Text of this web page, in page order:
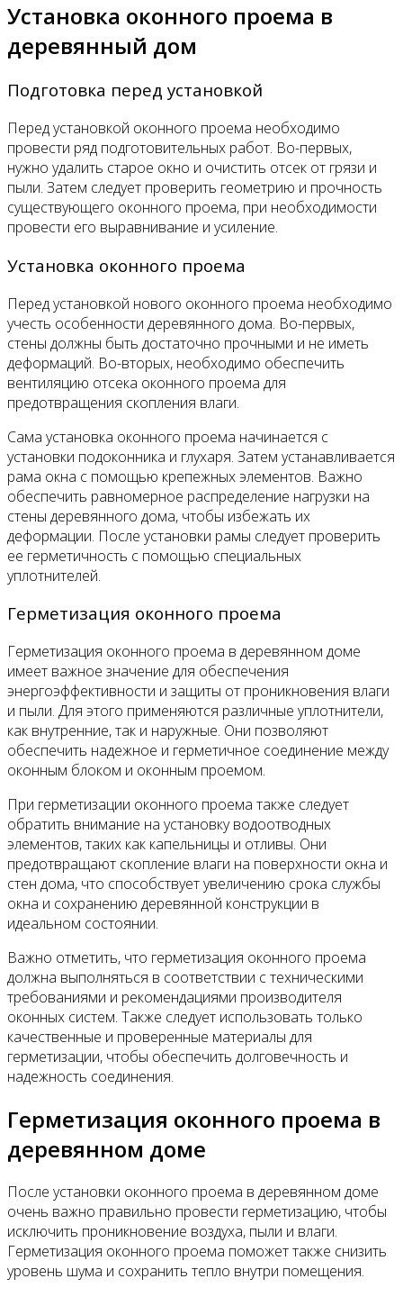
Установка оконного проема в
деревянный дом
Подготовка перед установкой
Перед установкой оконного проема необходимо
провести ряд подготовительных работ. Во-первых,
нужно удалить старое окно и очистить отсек от грязи и
пыли. Затем следует проверить геометрию и прочность
существующего оконного проема, при необходимости
провести его выравнивание и усиление.
Установка оконного проема
Перед установкой нового оконного проема необходимо
учесть особенности деревянного дома. Во-первых,
стены должны быть достаточно прочными и не иметь
деформаций. Во-вторых, необходимо обеспечить
вентиляцию отсека оконного проема для
предотвращения скопления влаги.
Сама установка оконного проема начинается с
установки подоконника и глухаря. Затем устанавливается
рама окна с помощью крепежных элементов. Важно
обеспечить равномерное распределение нагрузки на
стены деревянного дома, чтобы избежать их
деформации. После установки рамы следует проверить
ее герметичность с помощью специальных
уплотнителей.
Герметизация оконного проема
Герметизация оконного проема в деревянном доме
имеет важное значение для обеспечения
энергоэффективности и защиты от проникновения влаги
и пыли. Для этого применяются различные уплотнители,
как внутренние, так и наружные. Они позволяют
обеспечить надежное и герметичное соединение между
оконным блоком и оконным проемом.
При герметизации оконного проема также следует
обратить внимание на установку водоотводных
элементов, таких как капельницы и отливы. Они
предотвращают скопление влаги на поверхности окна и
стен дома, что способствует увеличению срока службы
окна и сохранению деревянной конструкции в
идеальном состоянии.
Важно отметить, что герметизация оконного проема
должна выполняться в соответствии с техническими
требованиями и рекомендациями производителя
оконных систем. Также следует использовать только
качественные и проверенные материалы для
герметизации, чтобы обеспечить долговечность и
надежность соединения.
Герметизация оконного проема в
деревянном доме
После установки оконного проема в деревянном доме
очень важно правильно провести герметизацию, чтобы
исключить проникновение воздуха, пыли и влаги.
Герметизация оконного проема поможет также снизить
уровень шума и сохранить тепло внутри помещения.